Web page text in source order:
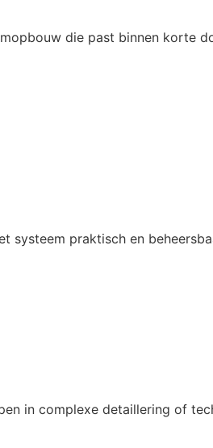
die past binnen korte
systeem praktisch en
in complexe detaillering of